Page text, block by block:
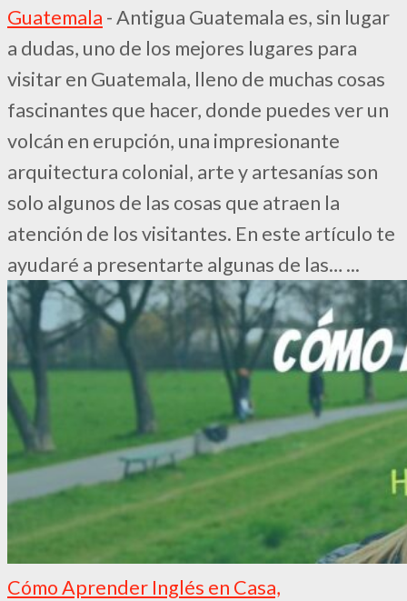
Guatemala -Antigua Guatemala es, sin lugar
a dudas, uno de los mejores lugares para
visitar en Guatemala, lleno de muchas cosas
fascinantes que hacer, donde puedes ver un
volcán en erupción, una impresionante
arquitectura colonial, arte y artesanías son
solo algunos de las cosas que atraen la
atención de los visitantes. En este artículo te
ayudaré a presentarte algunas de las… ...
Cómo Aprender Inglés en Casa,